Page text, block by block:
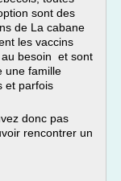
sont des
de La cabane
les vaccins
besoin et sont
une famille
et parfois
donc pas
rencontrer un